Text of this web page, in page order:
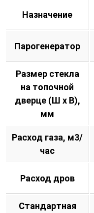
Назначение
Парогенератор
Размер стекла
на топочной
дверце (Ш х В),
мм
Расход газа, м3/
час
Расход дров
Стандартная